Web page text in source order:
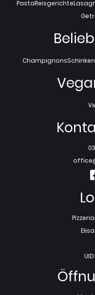
PastaReisgerichte
ChampignonsSchinken